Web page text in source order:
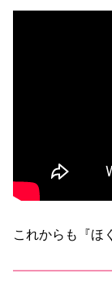
これからも『ほ